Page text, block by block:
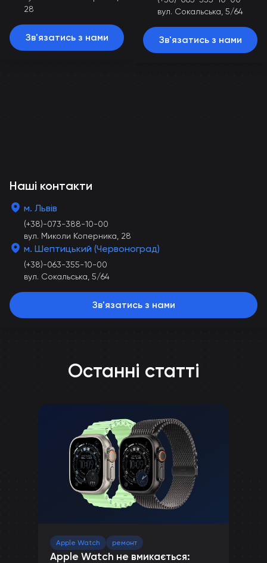
28
Зв'язатись з нами
вул. Сокальська, 5/64
Зв'язатись з нами
Наші контакти
м. Львів
(+38)-073-388-10-00
вул. Миколи Коперника, 28
м. Шептицький (Червоноград)
(+38)-063-355-10-00
вул. Сокальська, 5/64
Зв'язатись з нами
Останні статті
Apple Watch ремонт
Apple Watch не вмикається: